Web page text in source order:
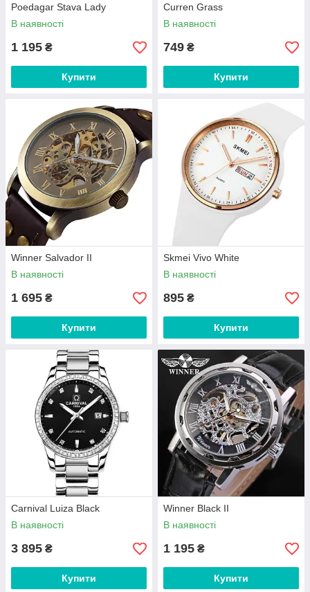
Poedagar Stava Lady
В наявності
1 195 ₴
Купити
Curren Grass
В наявності
749 ₴
Купити
Winner Salvador II
В наявності
1 695 ₴
Купити
Skmei Vivo White
В наявності
895 ₴
Купити
Carnival Luiza Black
В наявності
3 895 ₴
Купити
Winner Black II
В наявності
1 195 ₴
Купити